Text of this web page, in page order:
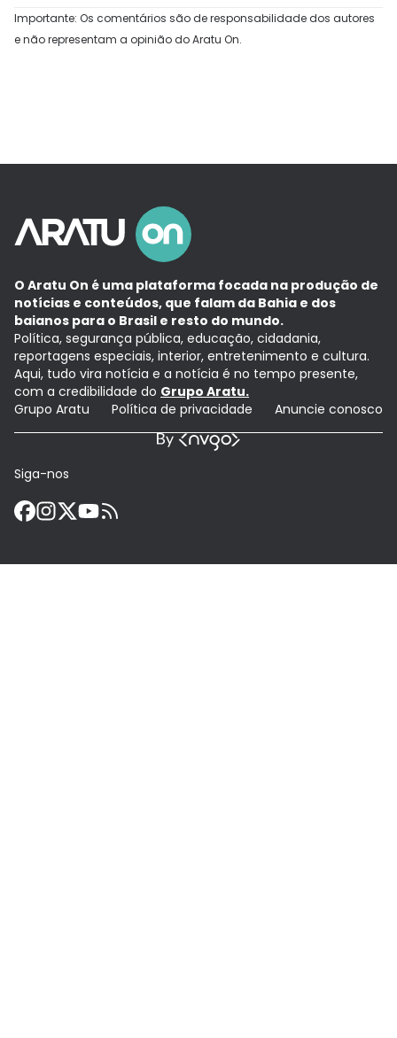
Importante: Os comentários são de responsabilidade dos autores
e não representam a opinião do Aratu On.
O Aratu On é uma plataforma focada na produção de
notícias e conteúdos, que falam da Bahia e dos
baianos para o Brasil e resto do mundo.
Política, segurança pública, educação, cidadania,
reportagens especiais, interior, entretenimento e cultura.
Aqui, tudo vira notícia e a notícia é no tempo presente,
com a credibilidade do Grupo Aratu.
Grupo Aratu
Política de privacidade Anuncie conosco
Siga-nos